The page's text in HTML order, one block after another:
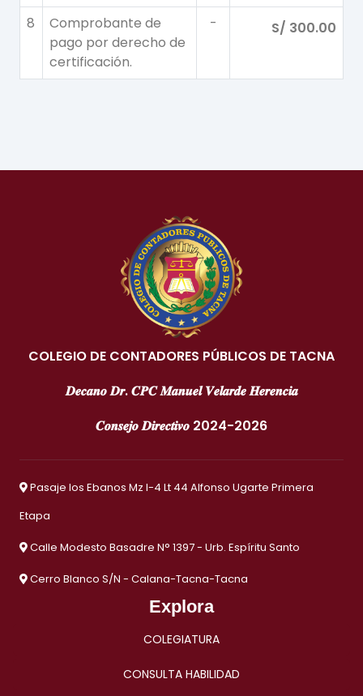
8
Comprobante de
pago por derecho de
certificación.
- S/ 300.00
COLEGIO DE CONTADORES PÚBLICOS DE TACNA
𝑫𝒆𝒄𝒂𝒏𝒐 𝑫𝒓. 𝑪𝑷𝑪 𝑴𝒂𝒏𝒖𝒆𝒍 𝑽𝒆𝒍𝒂𝒓𝒅𝒆 𝑯𝒆𝒓𝒆𝒏𝒄𝒊𝒂
𝑪𝒐𝒏𝒔𝒆𝒋𝒐 𝑫𝒊𝒓𝒆𝒄𝒕𝒊𝒗𝒐 2024-2026
Pasaje los Ebanos Mz I-4 Lt 44 Alfonso Ugarte Primera
Etapa
Calle Modesto Basadre N° 1397 - Urb. Espíritu Santo
Cerro Blanco S/N - Calana-Tacna-Tacna
Explora
COLEGIATURA
CONSULTA HABILIDAD